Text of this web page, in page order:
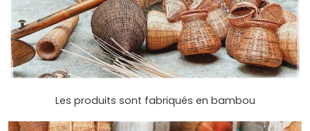
Les produits sont fabriqués en bambou